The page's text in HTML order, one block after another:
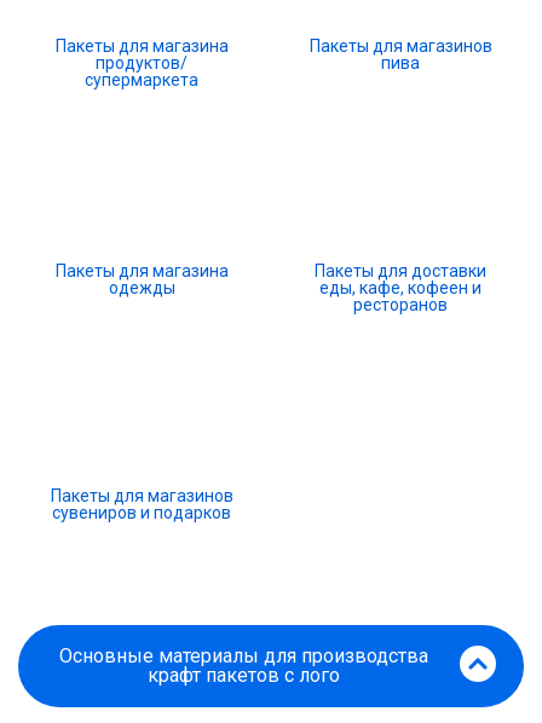
Пакеты для магазина
продуктов/
супермаркета
Пакеты для магазинов
пива
Пакеты для магазина
одежды
Пакеты для доставки
еды, кафе, кофеен и
ресторанов
Пакеты для магазинов
сувениров и подарков
Основные материалы для производства
крафт пакетов с лого